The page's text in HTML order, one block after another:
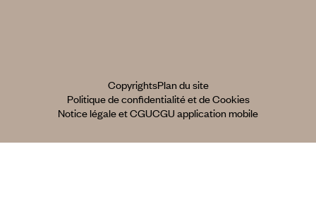
CopyrightsPlan du site
Politique de confidentialité et de Cookies
Notice légale et CGUCGU application mobile